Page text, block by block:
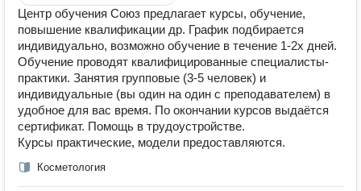
Центр обучения Союз предлагает курсы, обучение,
повышение квалификации др. График подбирается
индивидуально, возможно обучение в течение 1-2х дней.
Обучение проводят квалифицированные специалисты-
практики. Занятия групповые (3-5 человек) и
индивидуальные (вы один на один с преподавателем) в
удобное для вас время. По окончании курсов выдаётся
сертификат. Помощь в трудоустройстве.
Курсы практические, модели предоставляются.
Косметология